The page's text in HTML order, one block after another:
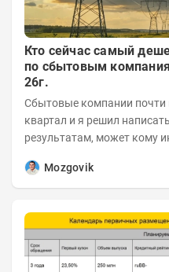
Кто сейчас самый
по сбытовым
26г.
Сбытовые компании почти
квартал и я решил
результатам, может кому интересно
Mozgovik